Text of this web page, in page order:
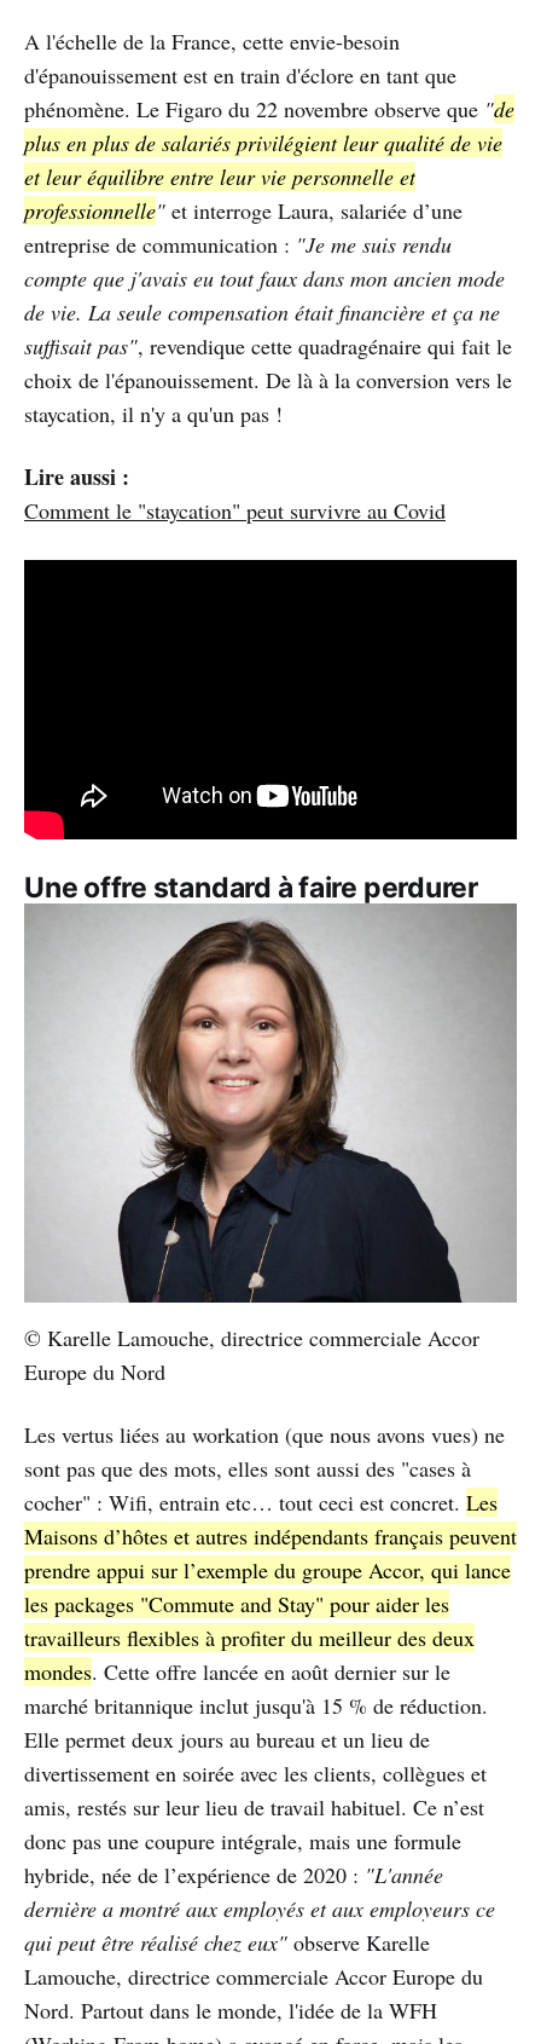
A l'échelle de la France, cette envie-besoin
d'épanouissement est en train d'éclore en tant que
phénomène. Le Figaro du 22 novembre observe que "de
plus en plus de salariés privilégient leur qualité de vie
et leur équilibre entre leur vie personnelle et
professionnelle" et interroge Laura, salariée d’une
entreprise de communication : "Je me suis rendu
compte que j'avais eu tout faux dans mon ancien mode
de vie. La seule compensation était financière et ça ne
suffisait pas", revendique cette quadragénaire qui fait le
choix de l'épanouissement. De là à la conversion vers le
staycation, il n'y a qu'un pas !
Lire aussi :
Comment le "staycation" peut survivre au Covid
Une offre standard à faire perdurer
© Karelle Lamouche, directrice commerciale Accor
Europe du Nord
Les vertus liées au workation (que nous avons vues) ne
sont pas que des mots, elles sont aussi des "cases à
cocher" : Wifi, entrain etc… tout ceci est concret. Les
Maisons d’hôtes et autres indépendants français peuvent
prendre appui sur l’exemple du groupe Accor, qui lance
les packages "Commute and Stay" pour aider les
travailleurs flexibles à profiter du meilleur des deux
mondes. Cette offre lancée en août dernier sur le
marché britannique inclut jusqu'à 15 % de réduction.
Elle permet deux jours au bureau et un lieu de
divertissement en soirée avec les clients, collègues et
amis, restés sur leur lieu de travail habituel. Ce n’est
donc pas une coupure intégrale, mais une formule
hybride, née de l’expérience de 2020 : "L'année
dernière a montré aux employés et aux employeurs ce
qui peut être réalisé chez eux" observe Karelle
Lamouche, directrice commerciale Accor Europe du
Nord. Partout dans le monde, l'idée de la WFH